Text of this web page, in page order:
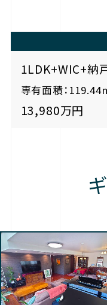
1LDK+WIC+納
専有面積：
13,980万円